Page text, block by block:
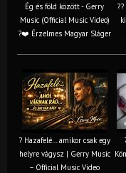
Ég és föld között - Gerry
Music (Official Music Video)
?❤️ Érzelmes Magyar Sláger
? Hazafelé… amikor csak egy
helyre vágysz | Gerry Music
– Official Music Video